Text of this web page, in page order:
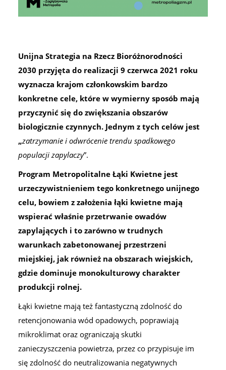
Unijna Strategia na Rzecz Bioróżnorodności
2030 przyjęta do realizacji 9 czerwca 2021 roku
wyznacza krajom członkowskim bardzo
konkretne cele, które w wymierny sposób mają
przyczynić się do zwiększania obszarów
biologicznie czynnych. Jednym z tych celów jest
„zatrzymanie i odwrócenie trendu spadkowego
populacji zapylaczy”.
Program Metropolitalne Łąki Kwietne jest
urzeczywistnieniem tego konkretnego unijnego
celu, bowiem z założenia łąki kwietne mają
wspierać właśnie przetrwanie owadów
zapylających i to zarówno w trudnych
warunkach zabetonowanej przestrzeni
miejskiej, jak również na obszarach wiejskich,
gdzie dominuje monokulturowy charakter
produkcji rolnej.
Łąki kwietne mają też fantastyczną zdolność do
retencjonowania wód opadowych, poprawiają
mikroklimat oraz ograniczają skutki
zanieczyszczenia powietrza, przez co przypisuje im
się zdolność do neutralizowania negatywnych